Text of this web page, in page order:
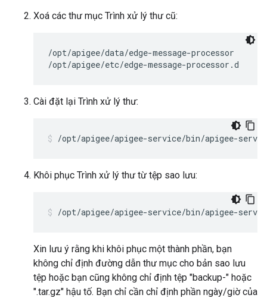
Xoá các thư mục Trình xử lý thư cũ:
/opt/apigee/data/edge-message-processor
/opt/apigee/etc/edge-message-processor.d
Cài đặt lại Trình xử lý thư:
/opt/apigee/apigee-service/bin/apigee-
Khôi phục Trình xử lý thư từ tệp sao lưu:
/opt/apigee/apigee-service/bin/apigee-
Xin lưu ý rằng khi khôi phục một thành phần, bạn
không chỉ định đường dẫn thư mục cho bản sao lưu
tệp hoặc bạn cũng không chỉ định tệp "backup-" hoặc
".tar.gz" hậu tố. Bạn chỉ cần chỉ định phần ngày/giờ của